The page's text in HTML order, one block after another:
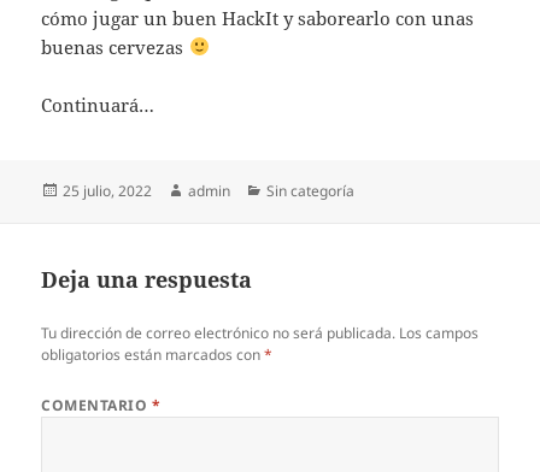
cómo jugar un buen HackIt y saborearlo con unas
buenas cervezas
Continuará…
Publicado
25 julio, 2022 Autor
admin Categorías
Sin categoría
Deja una respuesta
Tu dirección de correo electrónico no será publicada. Los campos
obligatorios están marcados con*
COMENTARIO *